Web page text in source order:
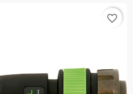
favorite_border